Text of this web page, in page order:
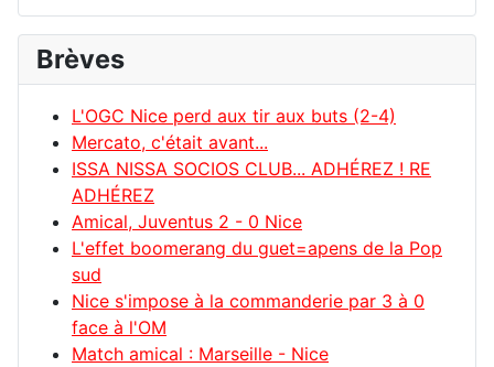
Brèves
L'OGC Nice perd aux tir aux buts (2-4)
Mercato, c'était avant...
ISSA NISSA SOCIOS CLUB... ADHÉREZ ! RE
ADHÉREZ
Amical, Juventus 2 - 0 Nice
L'effet boomerang du guet=apens de la Pop
sud
Nice s'impose à la commanderie par 3 à 0
face à l'OM
Match amical : Marseille - Nice